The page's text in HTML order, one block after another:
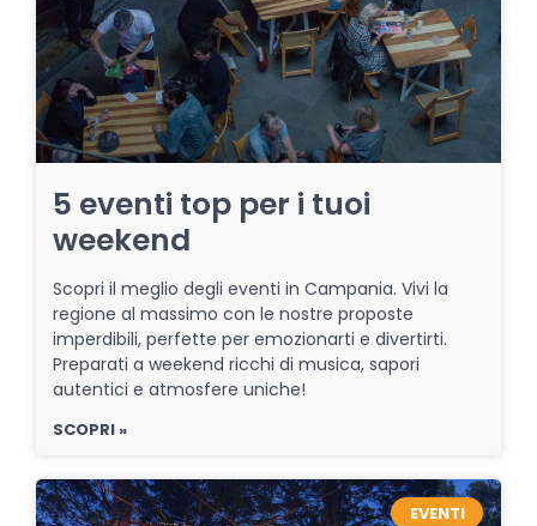
5 eventi top per i tuoi
weekend
Scopri il meglio degli eventi in Campania. Vivi la
regione al massimo con le nostre proposte
imperdibili, perfette per emozionarti e divertirti.
Preparati a weekend ricchi di musica, sapori
autentici e atmosfere uniche!
SCOPRI »
EVENTI